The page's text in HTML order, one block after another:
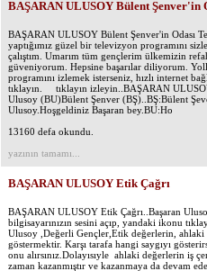
BAŞARAN ULUSOY Bülent Şenver'in
BAŞARAN ULUSOY Bülent Şenver'in Odası
yaptığımız güzel bir televizyon programını
çalıştım. Umarım tüm gençlerim ülkemizin
güveniyorum. Hepsine başarılar diliyorum.
programını izlemek isterseniz, hızlı internet
tıklayın. tıklayın izleyin..BAŞARAN
Ulusoy (BU)Bülent Şenver (BŞ)..BŞ:Bülent
Ulusoy.Hoşgeldiniz Başaran bey.BU:Ho
13160 defa okundu.
yazının tamamı...
BAŞARAN ULUSOY Etik Çağrı
BAŞARAN ULUSOY Etik Çağrı..Başaran
bilgisayarınızın sesini açıp, yandaki ikonu
Ulusoy ,Değerli Gençler,Etik değerlerin,
göstermektir. Karşı tarafa hangi saygıyı
onu alırsınız.Dolayısıyle ahlaki değerlerin iş
zaman kazanmıştır ve kazanmaya da devam